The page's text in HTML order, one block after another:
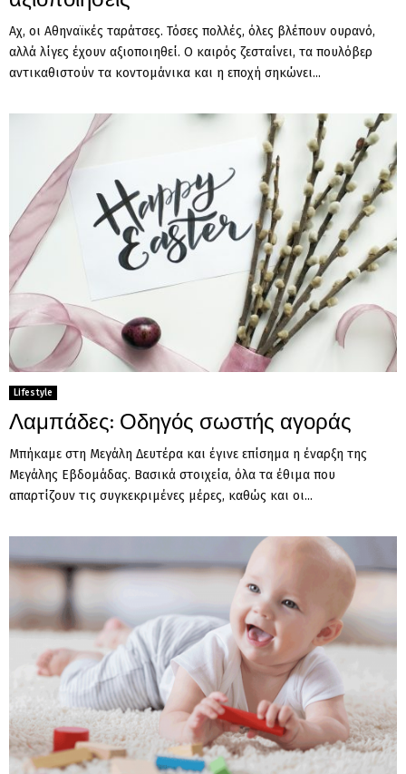
Αχ, οι Αθηναϊκές ταράτσες. Τόσες πολλές, όλες βλέπουν ουρανό,
αλλά λίγες έχουν αξιοποιηθεί. Ο καιρός ζεσταίνει, τα πουλόβερ
αντικαθιστούν τα κοντομάνικα και η εποχή σηκώνει...
Lifestyle
Λαμπάδες: Οδηγός σωστής αγοράς
Μπήκαμε στη Μεγάλη Δευτέρα και έγινε επίσημα η έναρξη της
Μεγάλης Εβδομάδας. Βασικά στοιχεία, όλα τα έθιμα που
απαρτίζουν τις συγκεκριμένες μέρες, καθώς και οι...